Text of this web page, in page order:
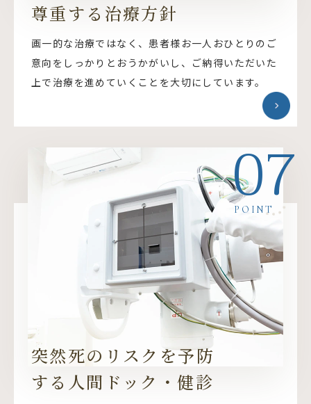
尊重する治療方針
画一的な治療ではなく、患者様お一人おひとりのご
意向をしっかりとおうかがいし、ご納得いただいた
上で治療を進めていくことを大切にしています。
07
POINT
突然死のリスクを予防
する人間ドック・健診